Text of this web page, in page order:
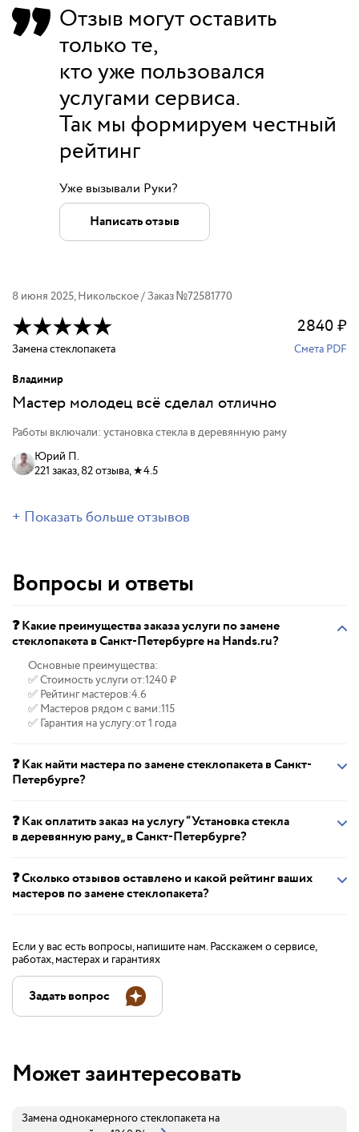
Отзыв могут оставить
только те,
кто уже пользовался
услугами сервиса.
Так мы формируем честный
рейтинг
Уже вызывали Руки?
Написать отзыв
8 июня 2025,Никольское/ Заказ №72581770
2840₽
Замена стеклопакета
Смета PDF
Владимир
Мастер молодец всё сделал отлично
Работы включали: установка стекла в деревянную раму
Юрий П.
221 заказ, 82 отзыва, ★4.5
+ Показать больше отзывов
Вопросы и ответы
❓ Какие преимущества заказа услуги по замене
стеклопакета в Санкт-Петербурге на Hands.ru?
Основные преимущества:
✅ Стоимость услуги от:1240 ₽
✅ Рейтинг мастеров:4.6
✅ Мастеров рядом с вами:115
✅ Гарантия на услугу:от 1 года
❓ Как найти мастера по замене стеклопакета в Санкт-
Петербурге?
❓ Как оплатить заказ на услугу “Установка стекла
в деревянную раму„ в Санкт-Петербурге?
❓ Сколько отзывов оставлено и какой рейтинг ваших
мастеров по замене стеклопакета?
Если у вас есть вопросы, напишите нам. Расскажем о сервисе,
работах, мастерах и гарантиях
Задать вопрос
Может заинтересовать
Замена однокамерного стеклопакета на